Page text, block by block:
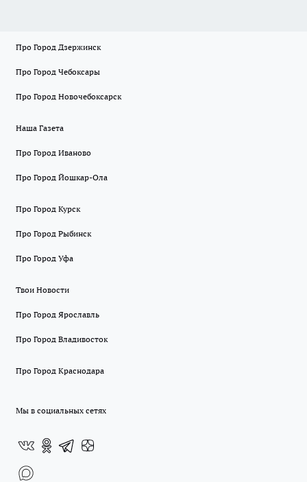
Про Город Дзержинск
Про Город Чебоксары
Про Город Новочебоксарск
Наша Газета
Про Город Иваново
Про Город Йошкар-Ола
Про Город Курск
Про Город Рыбинск
Про Город Уфа
Твои Новости
Про Город Ярославль
Про Город Владивосток
Про Город Краснодара
Мы в социальных сетях